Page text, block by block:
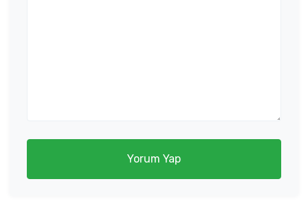
Yorum Yap